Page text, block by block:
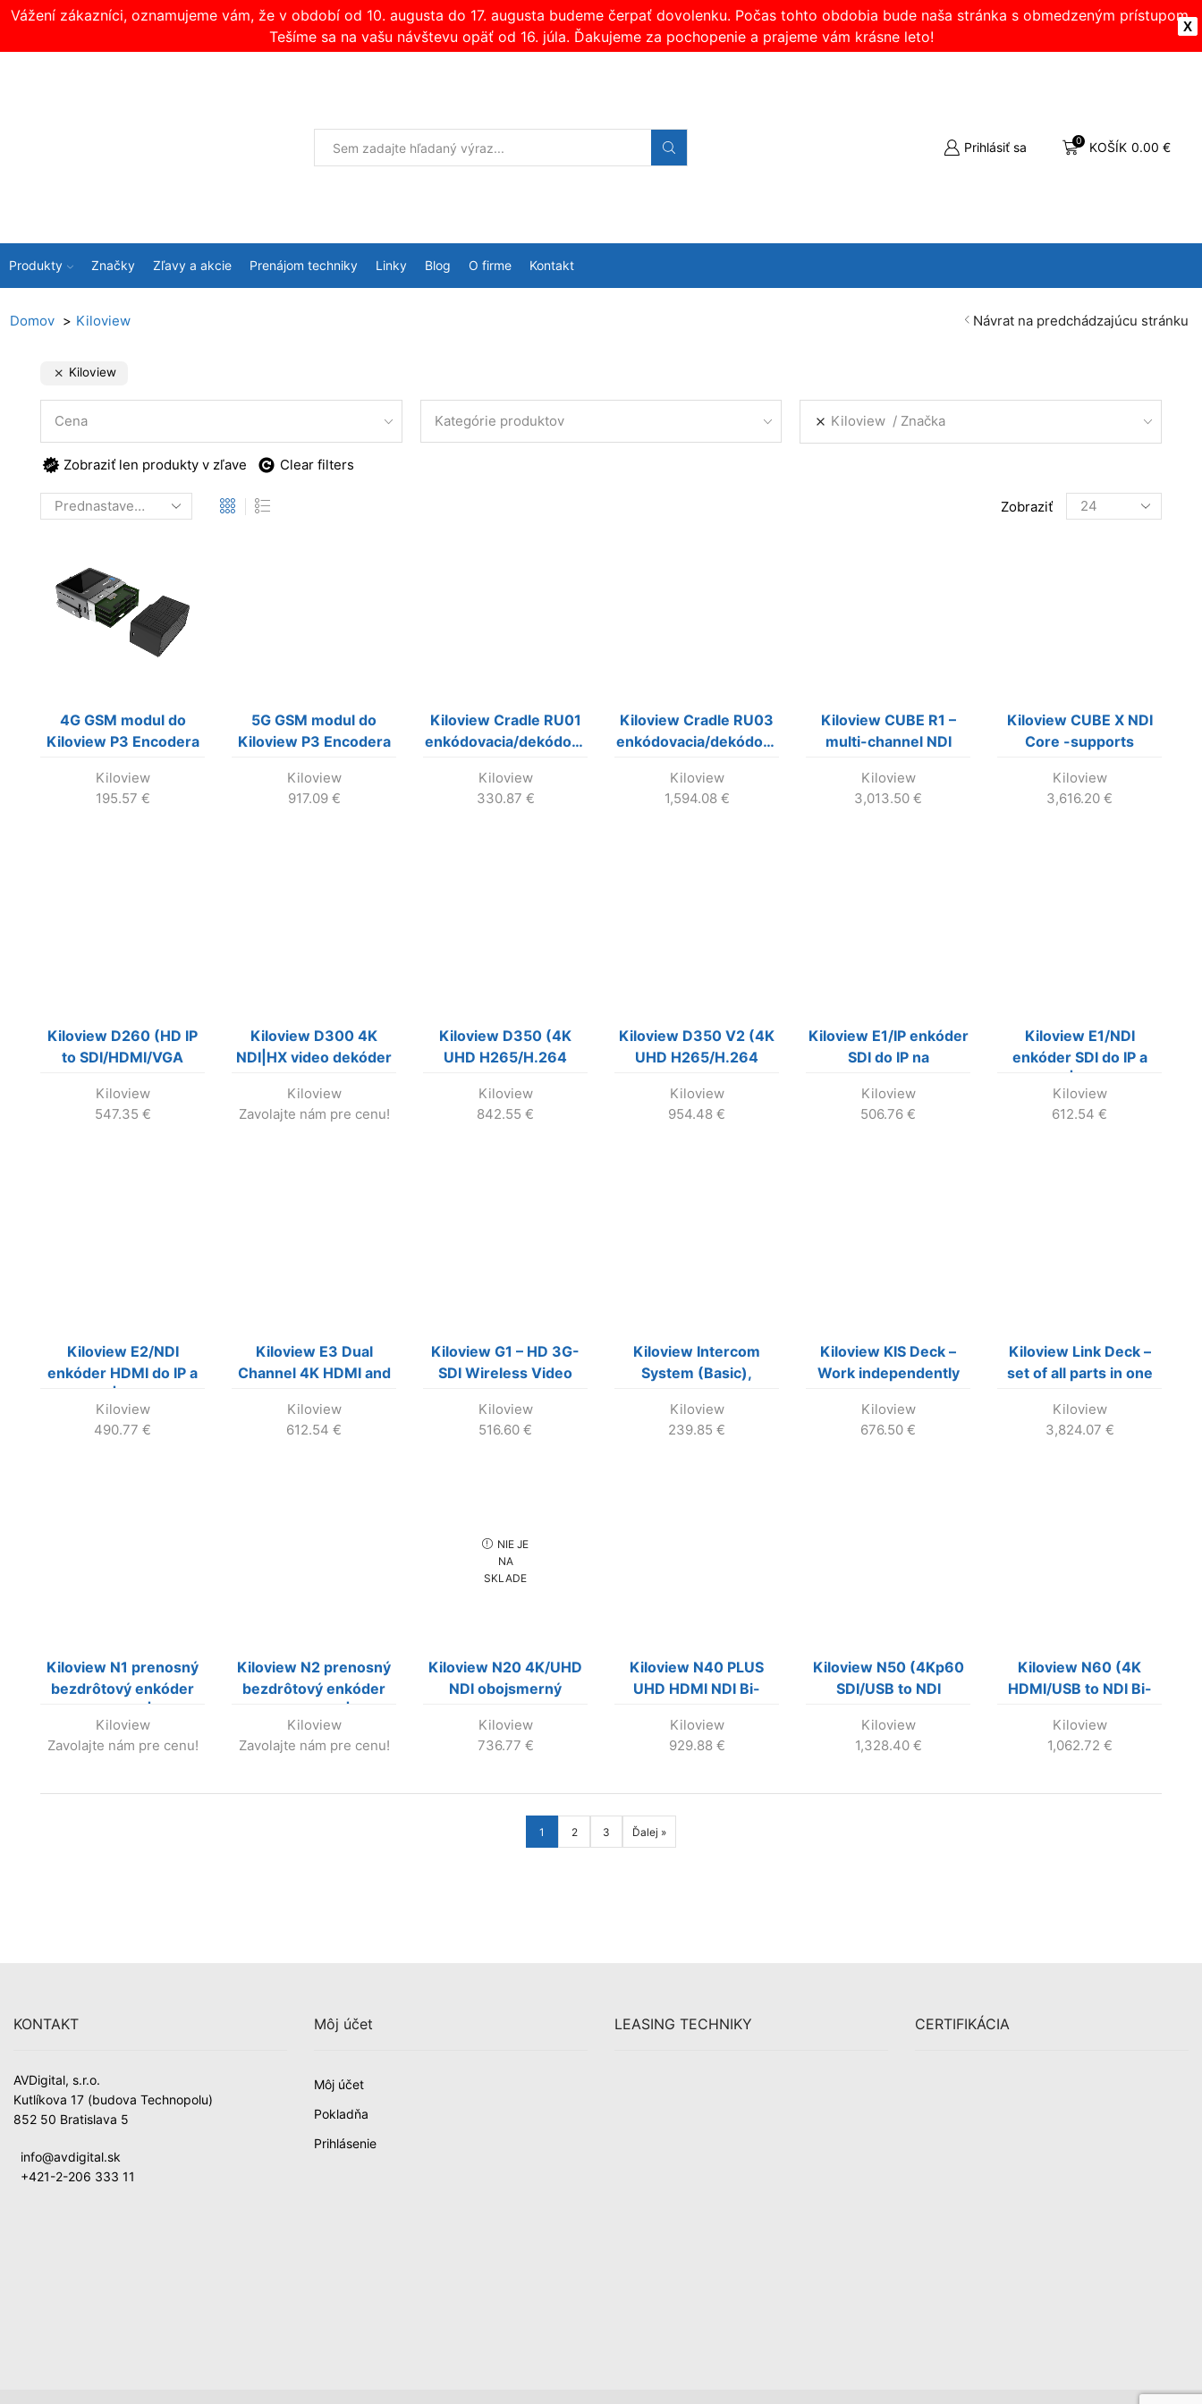
X
Vážení zákazníci, oznamujeme vám, že v období od 10. augusta do 17. augusta budeme čerpať dovolenku. Počas tohto obdobia bude naša stránka s obmedzeným prístupom.
Tešíme sa na vašu návštevu opäť od 16. júla. Ďakujeme za pochopenie a prajeme vám krásne leto!
Prihlásiť sa 0 KOŠÍK 0.00 €
Produkty Značky Zľavy a akcie Prenájom techniky Linky Blog O firme Kontakt
Domov Kiloview Návrat na predchádzajúcu stránku
Kiloview
Cena Kategórie produktov Kiloview Značka
Zobraziť len produkty v zľave Clear filters
Zobraziť
Products
per
4G GSM modul do
Kiloview P3 Encodera
jedneho P3)
Kiloview
195.57 €
5G GSM modul do
Kiloview P3 Encodera
jedneho P3)
Kiloview
917.09 €
Kiloview Cradle RU01
enkódovacia/dekódovacia
moduly (1RU)
Kiloview
330.87 €
Kiloview Cradle RU03
enkódovacia/dekódovacia
modulov (3RU)
Kiloview
1,594.08 €
Kiloview CUBE R1 –
multi-channel NDI
Kiloview
3,013.50 €
Kiloview CUBE X NDI
Core -supports
Kiloview
3,616.20 €
Kiloview D260 (HD IP
to SDI/HDMI/VGA
Kiloview
547.35 €
Kiloview D300 4K
NDI|HX video dekóder
Kiloview
Zavolajte nám pre cenu!
Kiloview D350 (4K
UHD H265/H.264
Kiloview
842.55 €
Kiloview D350 V2 (4K
UHD H265/H.264
Kiloview
954.48 €
Kiloview E1/IP enkóder
SDI do IP na
signalu na internet.
Kiloview
506.76 €
Kiloview E1/NDI
enkóder SDI do IP a
streamovanie SDI
signalu na internet
Kiloview
612.54 €
Kiloview E2/NDI
enkóder HDMI do IP a
streamovanie HDMI
signalu na internet
Kiloview
490.77 €
Kiloview E3 Dual
Channel 4K HDMI and
Encoder.
Kiloview
612.54 €
Kiloview G1 – HD 3G-
SDI Wireless Video
LTE
Kiloview
516.60 €
Kiloview Intercom
System (Basic),
system,
Kiloview
239.85 €
Kiloview KIS Deck –
Work independently
Kiloview
676.50 €
Kiloview Link Deck –
set of all parts in one
Kiloview
3,824.07 €
Kiloview N1 prenosný
bezdrôtový enkóder
Kiloview
Zavolajte nám pre cenu!
Kiloview N2 prenosný
bezdrôtový enkóder
Kiloview
Zavolajte nám pre cenu!
NIE JE
NA
SKLADE
Kiloview N20 4K/UHD
NDI obojsmerný
PTZ ………..VÝROBA
UKONČENÁ...
Kiloview
736.77 €
Kiloview N40 PLUS
UHD HDMI NDI Bi-
Encoder/Decoder
Kiloview
929.88 €
Kiloview N50 (4Kp60
SDI/USB to NDI
Kiloview
1,328.40 €
Kiloview N60 (4K
HDMI/USB to NDI Bi-
Kiloview
1,062.72 €
1 2 3 Ďalej »
KONTAKT
AVDigital, s.r.o.
Kutlíkova 17 (budova Technopolu)
852 50 Bratislava 5
info@avdigital.sk
+421-2-206 333 11
Môj účet
Môj účet
Pokladňa
Prihlásenie
LEASING TECHNIKY CERTIFIKÁCIA